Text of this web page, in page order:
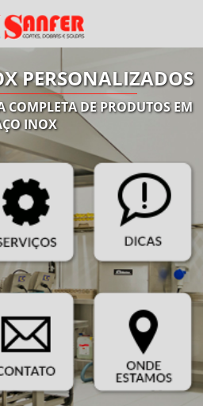
PERSONALIZADOS
DE PRODUTOS EM
INOX